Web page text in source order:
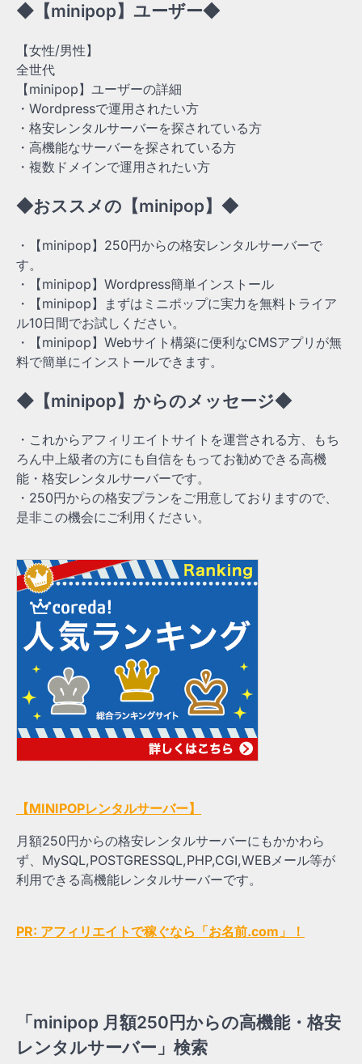
◆【minipop】ユーザー◆
【女性/男性】
全世代
【minipop】ユーザーの詳細
・Wordpressで運用されたい方
・格安レンタルサーバーを探されている方
・高機能なサーバーを探されている方
・複数ドメインで運用されたい方
◆おススメの【minipop】◆
・【minipop】250円からの格安レンタルサーバーで
す。
・【minipop】Wordpress簡単インストール
・【minipop】まずはミニポップに実力を無料トライア
ル10日間でお試しください。
・【minipop】Webサイト構築に便利なCMSアプリが無
料で簡単にインストールできます。
◆【minipop】からのメッセージ◆
・これからアフィリエイトサイトを運営される方、もち
ろん中上級者の方にも自信をもってお勧めできる高機
能・格安レンタルサーバーです。
・250円からの格安プランをご用意しておりますので、
是非この機会にご利用ください。
【MINIPOPレンタルサーバー】
月額250円からの格安レンタルサーバーにもかかわら
ず、MySQL,POSTGRESSQL,PHP,CGI,WEBメール等が
利用できる高機能レンタルサーバーです。
PR: アフィリエイトで稼ぐなら「お名前.com」！
「minipop 月額250円からの高機能・格安
レンタルサーバー」検索